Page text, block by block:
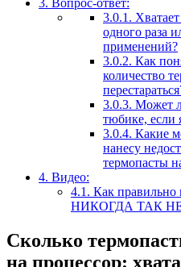
3.0.1.
одного раза
применений?
3.0.2. Как
количество
3.0.3. Может
тюбике, если
3.0.4. Какие
нанесу
термопасты
4. Видео:
4.1. Как правильно
НИКОГДА ТАК
Сколько
на процессор: